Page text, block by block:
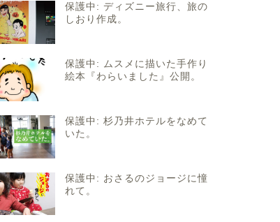
保護中: ディズニー旅行、旅の
しおり作成。
保護中: ムスメに描いた手作り
絵本『わらいました』公開。
保護中: 杉乃井ホテルをなめて
いた。
保護中: おさるのジョージに憧
れて。